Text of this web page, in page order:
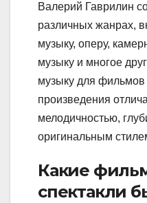
Валерий Гаврилин
различных жанрах,
музыку, оперу,
музыку и многое
музыку для фильмов
произведения
мелодичностью,
оригинальным
Какие
спектакли